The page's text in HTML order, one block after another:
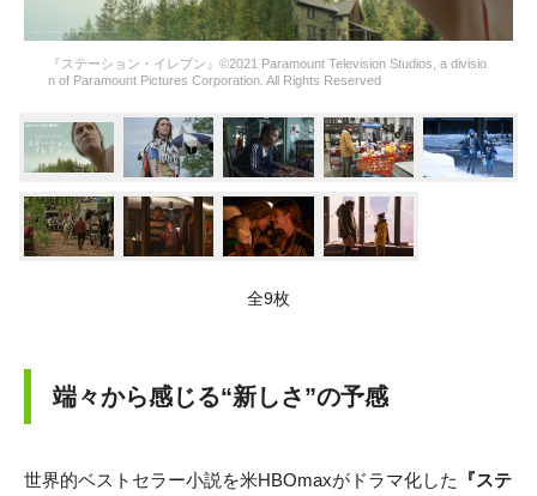
『ステーション・イレブン』©2021 Paramount Television Studios, a divisio
n of Paramount Pictures Corporation. All Rights Reserved
全9枚
端々から感じる“新しさ”の予感
世界的ベストセラー小説を米HBOmaxがドラマ化した
『ステ